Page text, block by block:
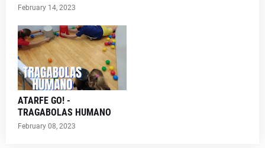
February 14, 2023
ATARFE GO! -
TRAGABOLAS HUMANO
February 08, 2023